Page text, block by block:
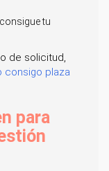
tu
de solicitud,
consigo plaza
para